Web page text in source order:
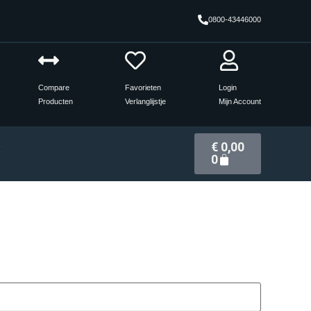
0800-43446000
Compare
Producten
Favorieten
Verlanglijstje
Login
Mijn Account
€ 0,00
0